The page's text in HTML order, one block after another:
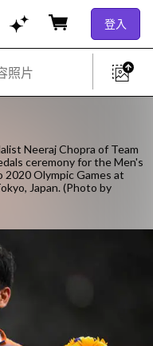
登入
Neeraj Chopra of Team
ceremony for the Men's
Olympic Games at
Japan. (Photo by